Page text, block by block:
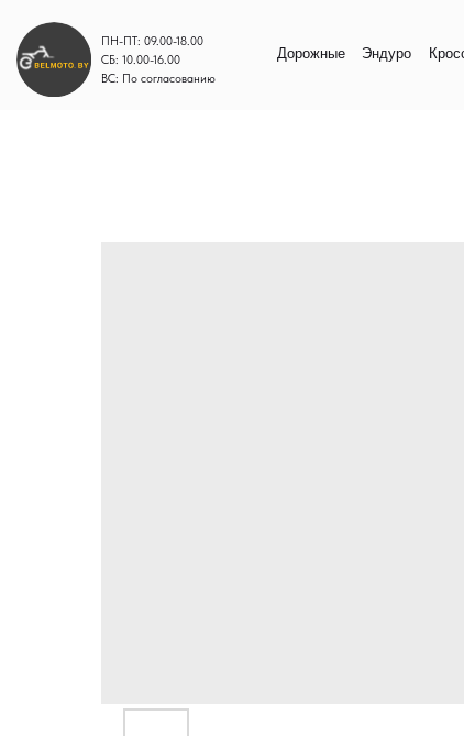
ПН-ПТ: 09.00-18.00
СБ: 10.00-16.00
ВС: По согласованию
Дорожные Эндуро Кроссовые